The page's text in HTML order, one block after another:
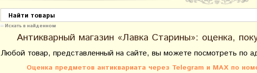
Искать в найденном
Антикварный магазин «Лавка Старины»: оценка,
Любой товар, представленный на сайте, вы можете посмотреть по
Оценка предметов антиквариата через Telegram и MAX по